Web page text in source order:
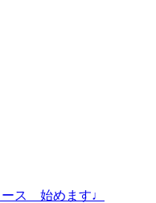
ース 始めます♩